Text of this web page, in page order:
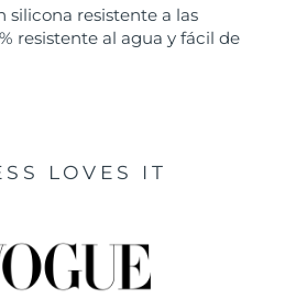
silicona resistente a las
resistente al agua y fácil de
LOVES IT